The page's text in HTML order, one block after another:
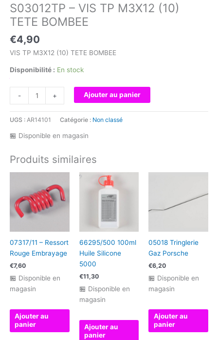
S03012TP – VIS TP M3X12 (10)
TETE BOMBEE
€4,90
VIS TP M3X12 (10) TETE BOMBEE
Disponibilité : En stock
-
de
S03012TP
-
VIS
M3X12
+ Ajouter au panier
UGS : AR14101 Catégorie : Non classé
🏪 Disponible en magasin
Produits similaires
07317/11 – Ressort
Rouge Embrayage
€7,60
🏪 Disponible en
magasin
Ajouter au
panier
66295/500 100ml
Huile Silicone
5000
€11,30
🏪 Disponible en
magasin
Ajouter au
panier
05018 Tringlerie
Gaz Porsche
€6,20
🏪 Disponible en
magasin
Ajouter au
panier